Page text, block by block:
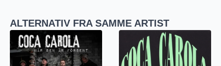
ALTERNATIV FRA SAMME ARTIST